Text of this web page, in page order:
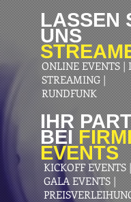
LASSEN
UNS
ONLINE EVENTS |
STREAMING |
RUNDFUNK
IHR
BEI
EVENTS
KICKOFF EVENTS
GALA EVENTS |